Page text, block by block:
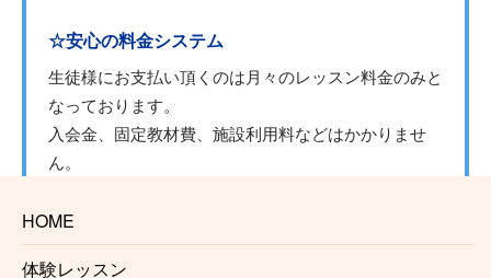
HOME
体験レッスン
☆安心の料金システム
生徒様にお支払い頂くのは月々のレッスン料金のみと
なっております。
入会金、固定教材費、施設利用料などはかかりませ
ん。
☆信頼のおける講師